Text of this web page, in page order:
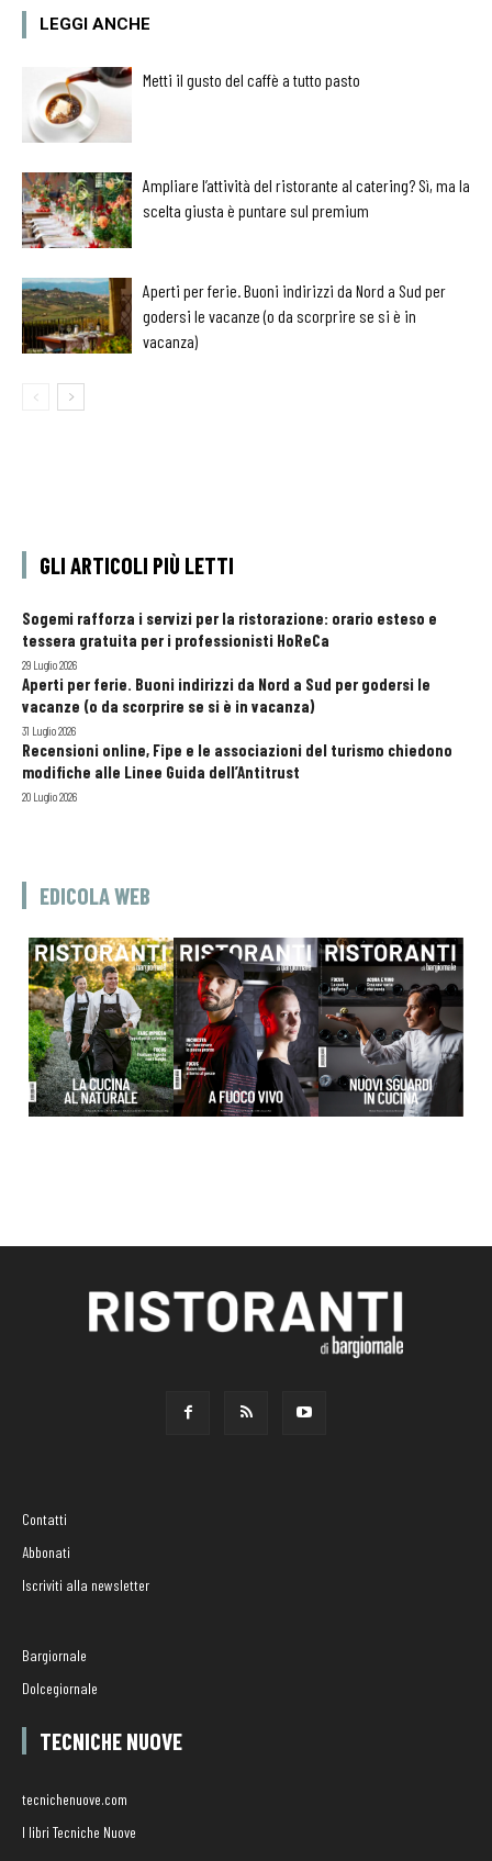
LEGGI ANCHE
Metti il gusto del caffè a tutto pasto
Ampliare l’attività del ristorante al catering? Sì, ma la
scelta giusta è puntare sul premium
Aperti per ferie. Buoni indirizzi da Nord a Sud per
godersi le vacanze (o da scorprire se si è in
vacanza)
GLI ARTICOLI PIÙ LETTI
Sogemi rafforza i servizi per la ristorazione: orario esteso e
tessera gratuita per i professionisti HoReCa
29 Luglio 2026
Aperti per ferie. Buoni indirizzi da Nord a Sud per godersi le
vacanze (o da scorprire se si è in vacanza)
31 Luglio 2026
Recensioni online, Fipe e le associazioni del turismo chiedono
modifiche alle Linee Guida dell’Antitrust
20 Luglio 2026
EDICOLA WEB
Contatti
Abbonati
Iscriviti alla newsletter
Bargiornale
Dolcegiornale
TECNICHE NUOVE
tecnichenuove.com
I libri Tecniche Nuove